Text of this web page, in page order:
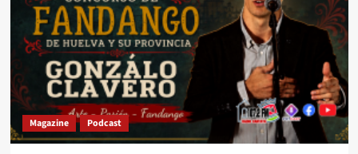
Magazine Podcast